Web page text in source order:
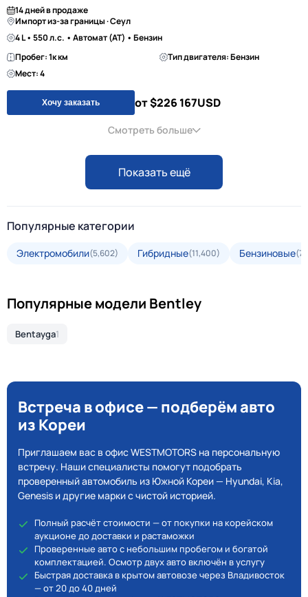
14 дней в продаже
Импорт из-за границы · Сеул
4 L • 550 л.с. • Автомат (AT) • Бензин
Пробег: 1к км
Тип двигателя: Бензин
Мест: 4
Хочу заказать от $226 167USD
Смотреть больше
Показать ещё
Популярные категории
Электромобили(5,602) Гибридные(11,400) Бензиновые
Популярные модели Bentley
Bentayga1
Встреча в офисе — подберём авто
из Кореи
Приглашаем вас в офис WESTMOTORS на персональную
встречу. Наши специалисты помогут подобрать
проверенный автомобиль из Южной Кореи — Hyundai, Kia,
Genesis и другие марки с чистой историей.
Полный расчёт стоимости — от покупки на корейском
аукционе до доставки и растаможки
Проверенные авто с небольшим пробегом и богатой
комплектацией. Осмотр двух авто включён в услугу
Быстрая доставка в крытом автовозе через Владивосток
— от 20 до 40 дней